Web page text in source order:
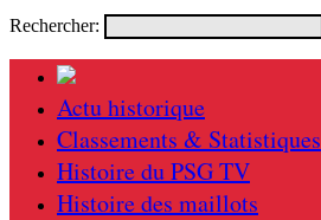
Rechercher:
Actu historique
Classements & Statistiques
Histoire du PSG TV
Histoire des maillots